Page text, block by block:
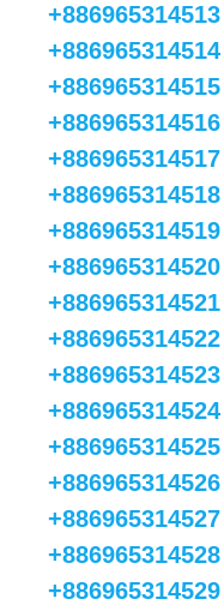
+886965314513
+886965314514
+886965314515
+886965314516
+886965314517
+886965314518
+886965314519
+886965314520
+886965314521
+886965314522
+886965314523
+886965314524
+886965314525
+886965314526
+886965314527
+886965314528
+886965314529